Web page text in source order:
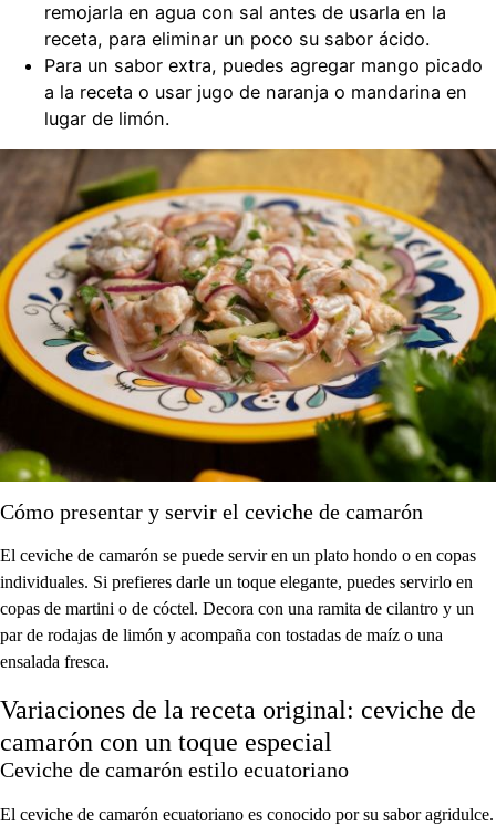
remojarla en agua con sal antes de usarla en la
receta, para eliminar un poco su sabor ácido.
Para un sabor extra, puedes agregar mango picado
a la receta o usar jugo de naranja o mandarina en
lugar de limón.
Cómo presentar y servir el ceviche de camarón
El ceviche de camarón se puede servir en un plato hondo o en copas
individuales. Si prefieres darle un toque elegante, puedes servirlo en
copas de martini o de cóctel. Decora con una ramita de cilantro y un
par de rodajas de limón y acompaña con tostadas de maíz o una
ensalada fresca.
Variaciones de la receta original: ceviche de
camarón con un toque especial
Ceviche de camarón estilo ecuatoriano
El ceviche de camarón ecuatoriano es conocido por su sabor agridulce.